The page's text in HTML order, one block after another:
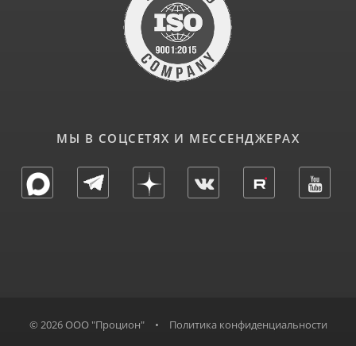
МЫ В СОЦСЕТЯХ И МЕССЕНДЖЕРАХ
© 2026 ООО "Процион" • Политика конфиденциальности